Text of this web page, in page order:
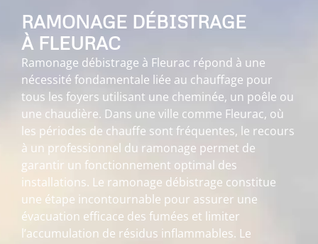
RAMONAGE DÉBISTRAGE
À FLEURAC
Ramonage débistrage à Fleurac répond à une
nécessité fondamentale liée au chauffage pour
tous les foyers utilisant une cheminée, un poêle ou
une chaudière. Dans une ville comme Fleurac, où
les périodes de chauffe sont fréquentes, le recours
à un professionnel du ramonage permet de
garantir un fonctionnement optimal des
installations. Le ramonage débistrage constitue
une étape incontournable pour assurer une
évacuation efficace des fumées et limiter
l’accumulation de résidus inflammables. Le